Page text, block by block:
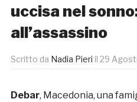
uccisa nel
all’assassino
Scritto da Nadia Pieri il 29
Debar, Macedonia, una